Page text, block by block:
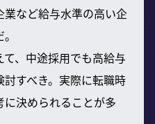
など給与水準の高い企
、中途採用でも高給与
すべき。実際に転職時
決められることが多